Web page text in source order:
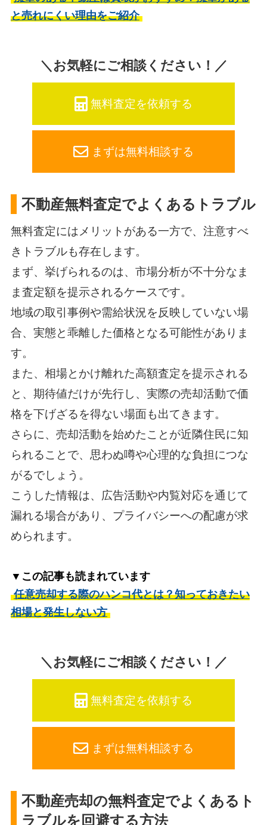
と売れにくい理由をご紹介
＼お気軽にご相談ください！／
無料査定を依頼する
まずは無料相談する
不動産無料査定でよくあるトラブル
無料査定にはメリットがある一方で、注意すべ
きトラブルも存在します。
まず、挙げられるのは、市場分析が不十分なま
ま査定額を提示されるケースです。
地域の取引事例や需給状況を反映していない場
合、実態と乖離した価格となる可能性がありま
す。
また、相場とかけ離れた高額査定を提示される
と、期待値だけが先行し、実際の売却活動で価
格を下げざるを得ない場面も出てきます。
さらに、売却活動を始めたことが近隣住民に知
られることで、思わぬ噂や心理的な負担につな
がるでしょう。
こうした情報は、広告活動や内覧対応を通じて
漏れる場合があり、プライバシーへの配慮が求
められます。
▼この記事も読まれています
任意売却する際のハンコ代とは？知っておきたい
相場と発生しない方
＼お気軽にご相談ください！／
無料査定を依頼する
まずは無料相談する
不動産売却の無料査定でよくあるト
ラブルを回避する方法